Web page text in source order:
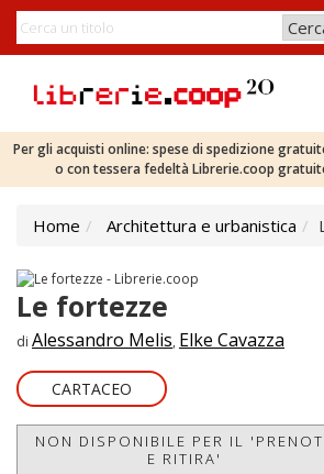
Per gli acquisti online: spese di spedizione
o con tessera fedeltà Librerie.coop
Home Architettura e urbanistica
Le fortezze
di Alessandro Melis, Elke Cavazza
CARTACEO
NON DISPONIBILE PER IL
E RITIRA'